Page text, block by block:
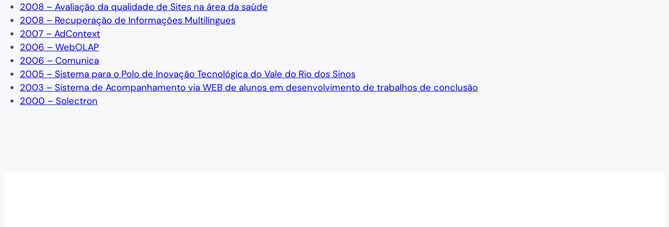
2008 – Avaliação da qualidade de Sites na área da saúde
2008 – Recuperação de Informações Multilíngues
2007 – AdContext
2006 – WebOLAP
2006 – Comunica
2005 – Sistema para o Polo de Inovação Tecnológica do Vale do Rio dos Sinos
2003 – Sistema de Acompanhamento via WEB de alunos em desenvolvimento de trabalhos de conclusão
2000 – Solectron